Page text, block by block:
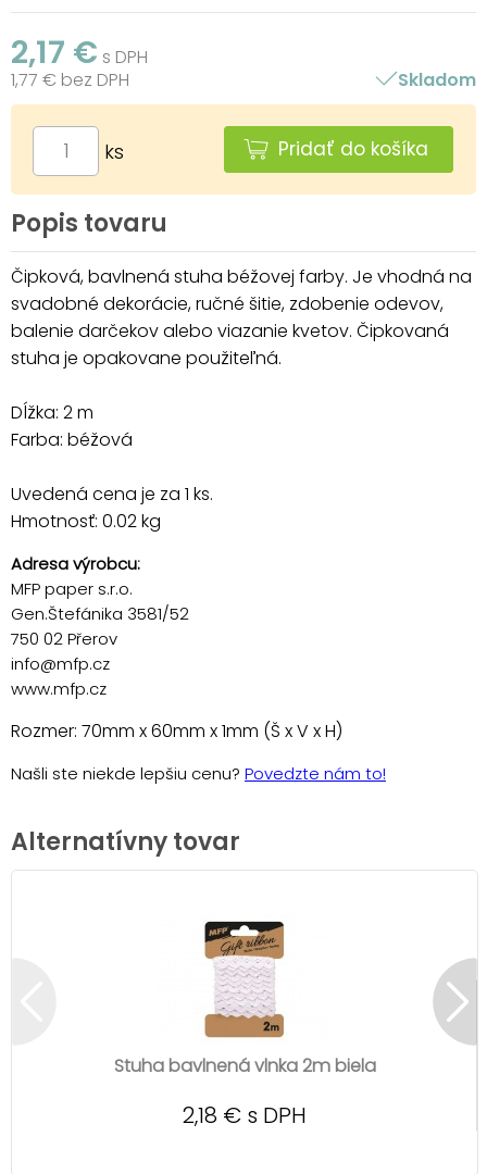
2,17 € s DPH
1,77 € bez DPH
Skladom
ks Pridať do košíka
Popis tovaru
Čipková, bavlnená stuha béžovej farby. Je vhodná na
svadobné dekorácie, ručné šitie, zdobenie odevov,
balenie darčekov alebo viazanie kvetov. Čipkovaná
stuha je opakovane použiteľná.
Dĺžka: 2 m
Farba: béžová
Uvedená cena je za 1 ks.
Hmotnosť: 0.02 kg
Adresa výrobcu:
MFP paper s.r.o.
Gen.Štefánika 3581/52
750 02 Přerov
info@mfp.cz
www.mfp.cz
Rozmer: 70mm x 60mm x 1mm (Š x V x H)
Našli ste niekde lepšiu cenu? Povedzte nám to!
Alternatívny tovar
Stuha bavlnená vlnka 2m biela
2,18 € s DPH